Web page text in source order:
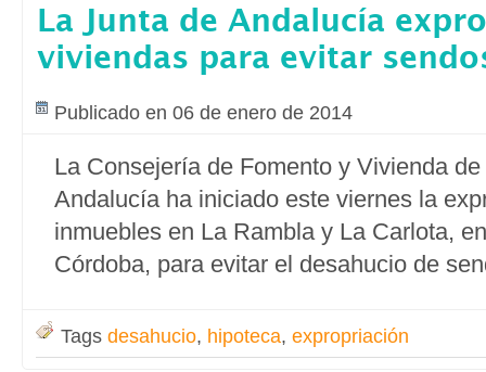
La Junta de Andalucía
viviendas para evitar
Publicado en 06 de enero de 2014
La Consejería de Fomento y Vivienda
Andalucía ha iniciado este viernes la
inmuebles en La Rambla y La Carlota,
Córdoba, para evitar el desahucio de
Tags desahucio, hipoteca, expropriación